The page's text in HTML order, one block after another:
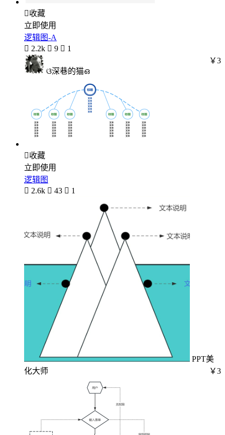
收藏
立即使用
逻辑图-A
 2.2k  9  1
ଓ深巷的猫ഒ
￥3
收藏
立即使用
逻辑图
 2.6k  43  1
PPT美
化大师
￥3